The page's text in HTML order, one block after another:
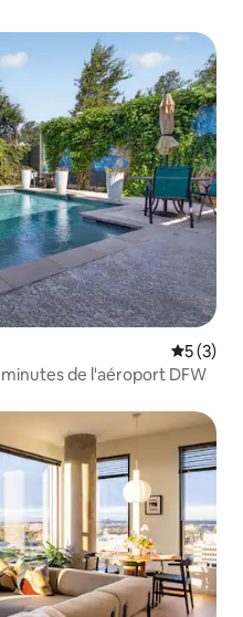
5 (3)
minutes de l'aéroport DFW